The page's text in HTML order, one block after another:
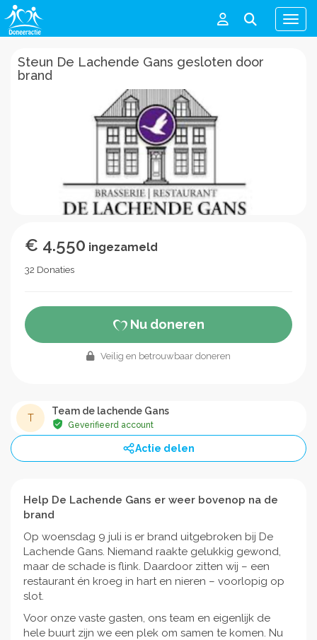
Menu
Steun De Lachende Gans gesloten door
brand
€ 4.550 ingezameld
32 Donaties
Nu doneren
Veilig en betrouwbaar doneren
T
Team de lachende Gans
Geverifieerd account
Actie delen
Help De Lachende Gans er weer bovenop na de
brand
Op woensdag 9 juli is er brand uitgebroken bij De
Lachende Gans. Niemand raakte gelukkig gewond,
maar de schade is flink. Daardoor zitten wij – een
restaurant én kroeg in hart en nieren – voorlopig op
slot.
Voor onze vaste gasten, ons team en eigenlijk de
hele buurt zijn we een plek om samen te komen. Nu